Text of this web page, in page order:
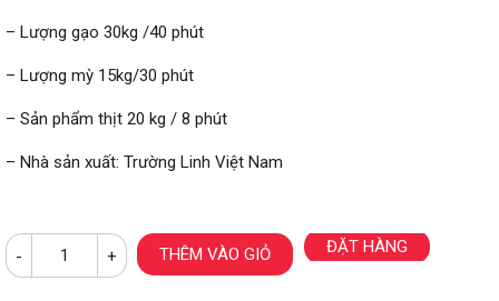
– Lượng gạo 30kg /40 phút
– Lượng mỳ 15kg/30 phút
– Sản phẩm thịt 20 kg / 8 phút
– Nhà sản xuất: Trường Linh Việt Nam
- + THÊM VÀO GIỎ ĐẶT HÀNG